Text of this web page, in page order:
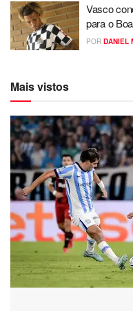
Vasco
para o
POR DANIEL
Mais vistos